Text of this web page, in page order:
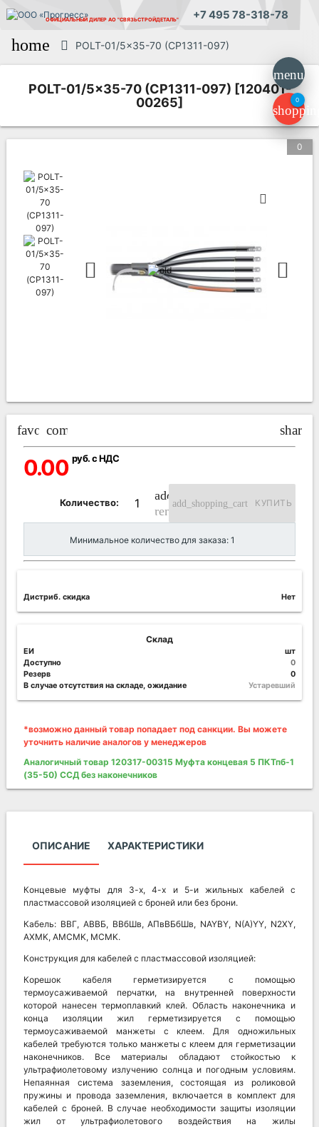
ОФИЦИАЛЬНЫЙ ДИЛЕР АО "СВЯЗЬСТРОЙДЕТАЛЬ" +7 495 78-318-78
menu
0
home POLT-01/5x35-70 (CP1311-097)
POLT-01/5x35-70 (CP1311-097) [120401-
00265]
0
favorite_border
compare_arrows share
0.00 руб. с НДС
Количество:
add_circle_outline
remove_circle_outline
add_shopping_cart КУПИТЬ
Минимальное количество для заказа: 1
Дистриб. скидка Нет
Склад
ЕИ
шт
Доступно
0
Резерв
0
В случае отсутствия на складе, ожидание
Устаревший
*возможно данный товар попадает под санкции. Вы можете
уточнить наличие аналогов у менеджеров
Аналогичный товар 120317-00315 Муфта концевая 5 ПКТпб-1
(35-50) ССД без наконечников
ОПИСАНИЕ ХАРАКТЕРИСТИКИ
Концевые муфты для 3-х, 4-х и 5-и жильных кабелей с
пластмассовой изоляцией с броней или без брони.
Кабель: ВВГ, АВВБ, ВВбШв, АПвВБбШв, NAYBY, N(A)YY, N2XY,
AXMK, AMCMK, MCMK.
Конструкция для кабелей с пластмассовой изоляцией:
Корешок кабеля герметизируется с помощью
термоусаживаемой перчатки, на внутренней поверхности
которой нанесен термоплавкий клей. Область наконечника и
конца изоляции жил герметизируется с помощью
термоусаживаемой манжеты с клеем. Для одножильных
кабелей требуются только манжеты с клеем для герметизации
наконечников. Все материалы обладают стойкостью к
ультрафиолетовому излучению солнца и погодным условиям.
Непаянная система заземления, состоящая из роликовой
пружины и провода заземления, включается в комплект для
кабелей с броней. В случае необходимости защиты изоляции
жил от ультрафиолетового воздействия на жилы